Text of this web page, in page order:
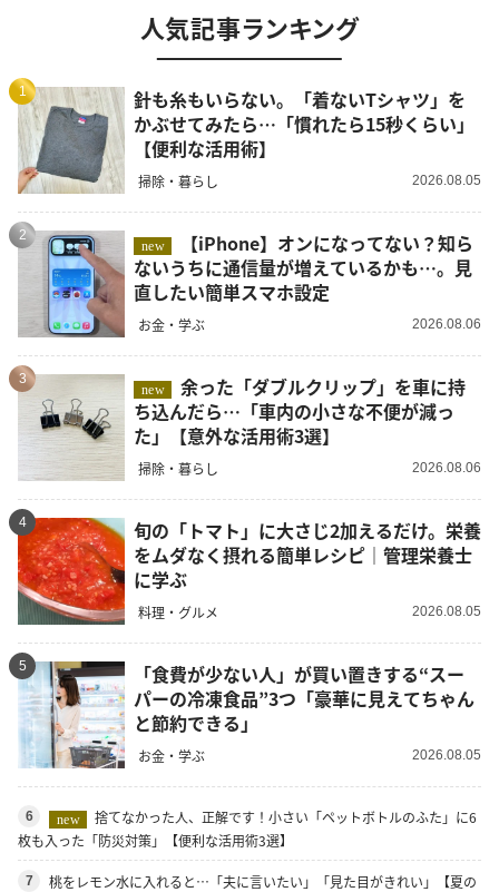
人気記事ランキング
1
針も糸もいらない。「着ないTシャツ」を
かぶせてみたら…「慣れたら15秒くらい」
【便利な活用術】
掃除・暮らし 2026.08.05
2
new
ないうちに通信量が増えているかも…。見
直したい簡単スマホ設定
お金・学ぶ 2026.08.06
3
new
余った「ダブルクリップ」を車に持
ち込んだら…「車内の小さな不便が減っ
た」【意外な活用術3選】
掃除・暮らし 2026.08.06
4
旬の「トマト」に大さじ2加えるだけ。栄養
をムダなく摂れる簡単レシピ｜管理栄養士
に学ぶ
料理・グルメ 2026.08.05
5
「食費が少ない人」が買い置きする“スー
パーの冷凍食品”3つ「豪華に見えてちゃん
と節約できる」
お金・学ぶ 2026.08.05
6 new
捨てなかった人、正解です！小さい「ペットボトルのふた」に6
枚も入った「防災対策」【便利な活用術3選】
7
桃をレモン水に入れると…「夫に言いたい」「見た目がきれい」【夏の